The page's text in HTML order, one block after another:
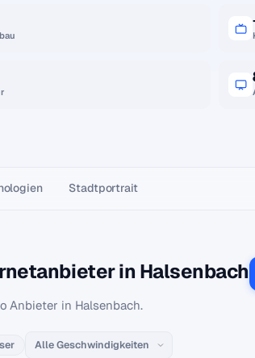
Stadtportrait
in Halsenbach
Anbieter in Halsenbach.